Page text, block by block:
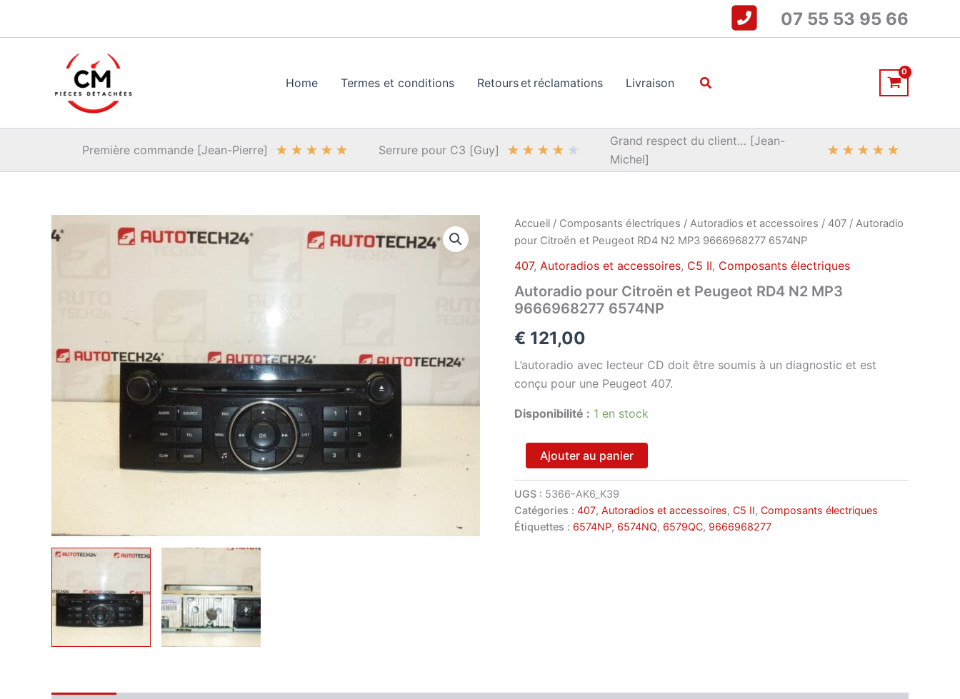
07 55 53 95 66
Home Termes et conditions Retours et réclamations Livraison Rechercher
Première commande [Jean-Pierre] ★ ★ ★ ★ ★ Serrure pour C3 [Guy] ★ ★ ★ ★ ★
Grand respect du client… [Jean-
Michel]
★ ★ ★ ★ ★
Accueil / Composants électriques / Autoradios et accessoires / 407 / Autoradio
pour Citroën et Peugeot RD4 N2 MP3 9666968277 6574NP
407, Autoradios et accessoires, C5 II, Composants électriques
Autoradio pour Citroën et Peugeot RD4 N2 MP3
9666968277 6574NP
€ 121,00
L’autoradio avec lecteur CD doit être soumis à un diagnostic et est
conçu pour une Peugeot 407.
Disponibilité : 1 en stock
quantité
Autoradio
pour
Citroën
et
Peugeot
Ajouter au panier
UGS : 5366-AK6_K39
Catégories : 407, Autoradios et accessoires, C5 II, Composants électriques
Étiquettes : 6574NP, 6574NQ, 6579QC, 9666968277